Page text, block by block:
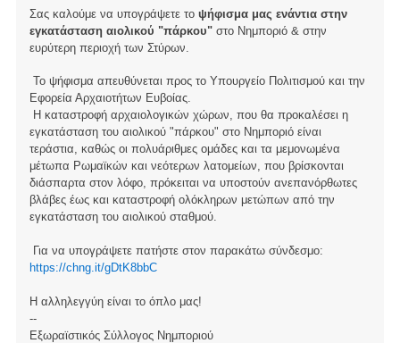
Σας καλούμε να υπογράψετε το ψήφισμα μας ενάντια στην
εγκατάσταση αιολικού "πάρκου"στο Νημποριό & στην
ευρύτερη περιοχή των Στύρων.
Το ψήφισμα απευθύνεται προς το Υπουργείο Πολιτισμού και την
Εφορεία Αρχαιοτήτων Ευβοίας.
Η καταστροφή αρχαιολογικών χώρων, που θα προκαλέσει η
εγκατάσταση του αιολικού "πάρκου" στο Νημποριό είναι
τεράστια, καθώς οι πολυάριθμες ομάδες και τα μεμονωμένα
μέτωπα Ρωμαϊκών και νεότερων λατομείων, που βρίσκονται
διάσπαρτα στον λόφο, πρόκειται να υποστούν ανεπανόρθωτες
βλάβες έως και καταστροφή ολόκληρων μετώπων από την
εγκατάσταση του αιολικού σταθμού.
Για να υπογράψετε πατήστε στον παρακάτω σύνδεσμο:
https://chng.it/gDtK8bbC
Η αλληλεγγύη είναι το όπλο μας!
--
Εξωραϊστικός Σύλλογος Νημποριού